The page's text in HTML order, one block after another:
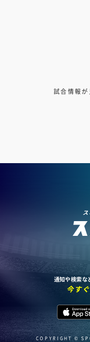
試合情報が
通知や検索な
今す
COPYRIGHT ©